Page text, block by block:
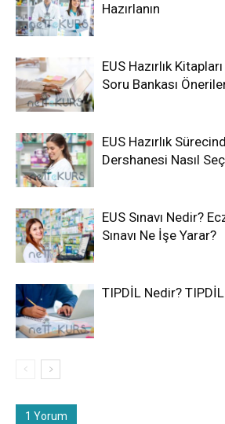
Hazırlanın
EUS Hazırlık
Soru Bankası
EUS Hazırlık
Dershanesi Nasıl
EUS Sınavı Nedir?
Sınavı Ne İşe Yarar?
TIPDİL Nedir?
1 Yorum